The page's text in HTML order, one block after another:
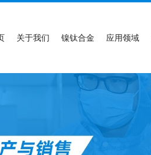
关于我们 镍钛合金 应用领域